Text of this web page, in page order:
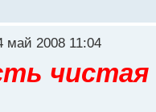
май 2008 11:04
чистая